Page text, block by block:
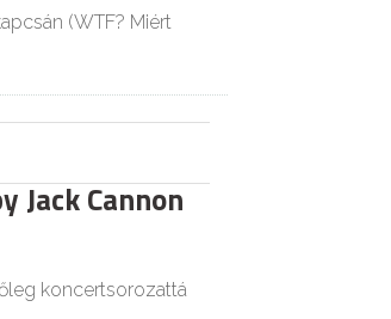
(WTF? Miért
Jack Cannon
koncertsorozattá